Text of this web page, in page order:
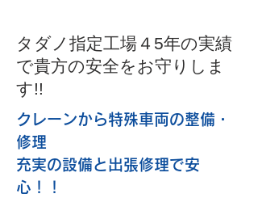
タダノ指定工場４5年の実績
で貴方の安全をお守りしま
す!!
クレーンから特殊車両の整備・
修理
​充実の設備と出張修理で安
心！！